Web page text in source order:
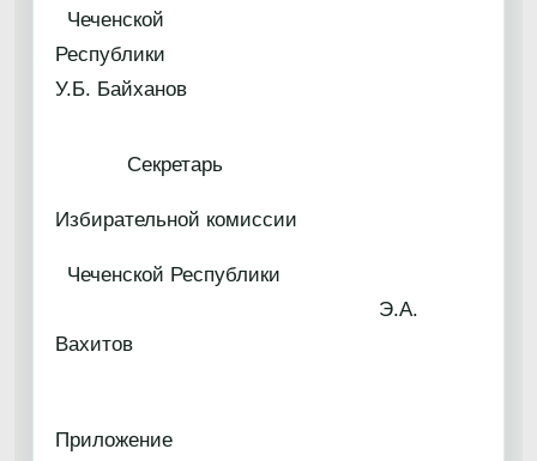
Чеченской
У.Б. Байханов
Секретарь
Избирательной комиссии
Чеченской Республики
Э.А.
Вахитов
Приложение